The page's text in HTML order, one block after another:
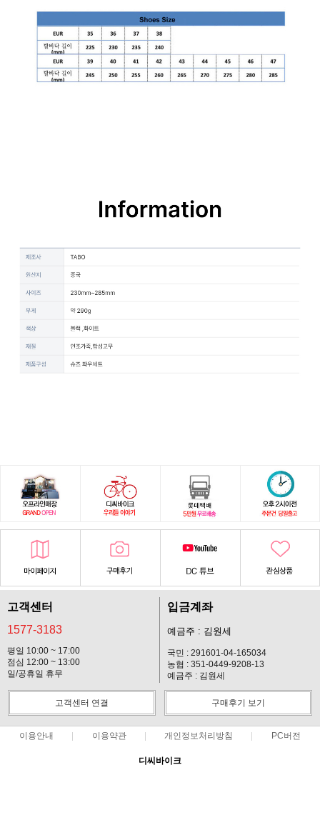
고객센터
1577-3183
평일 10:00 ~ 17:00
점심 12:00 ~ 13:00
일/공휴일 휴무
입금계좌
예금주 : 김원세
국민 : 291601-04-165034
농협 : 351-0449-9208-13
예금주 : 김원세
고객센터 연결 구매후기 보기
이용안내 이용약관 개인정보처리방침 PC버전
디씨바이크